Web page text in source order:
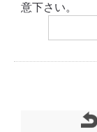
意下さい。